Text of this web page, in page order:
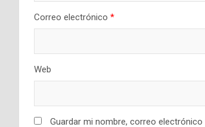
Correo electrónico *
Web
Guardar mi nombre, correo